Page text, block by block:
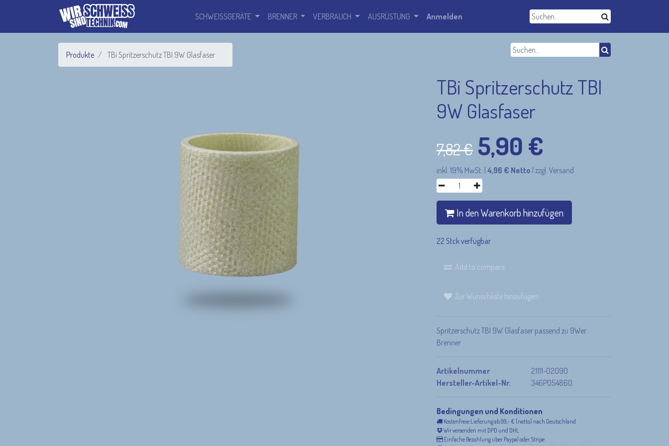
SCHWEISSGERÄTE BRENNER VERBRAUCH AUSRÜSTUNG Anmelden
Produkte TBi Spritzerschutz TBI 9W Glasfaser
TBi Spritzerschutz TBI
9W Glasfaser
7,82€ 5,90 €
inkl. 19% MwSt. 4,96 € Netto zzgl. Versand
In den Warenkorb hinzufügen
22 Stck verfügbar
Add to compare
Zur Wunschliste hinzufügen
Spritzerschutz TBI 9W Glasfaser passend zu 9Wer
Brenner
Artikelnummer
21111-02090
Hersteller-Artikel-Nr.
346P054860
Bedingungen und Konditionen
Kostenfreie Lieferung ab 99,- € (netto) nach Deutschland
Wir versenden mit DPD und DHL
Einfache Bezahlung über Paypal oder Stripe